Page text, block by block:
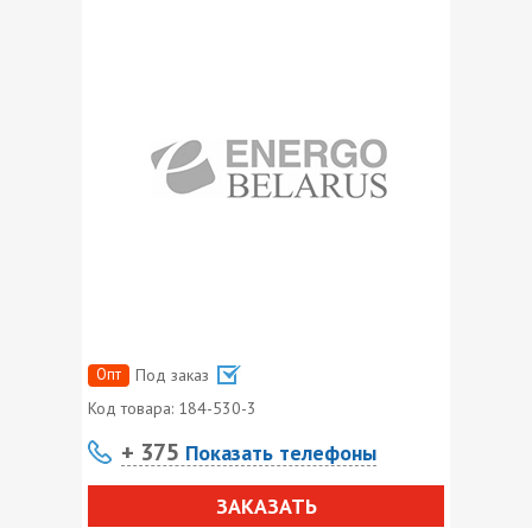
Опт
Под заказ
Код товара: 184-530-3
+ 375 Показать телефоны
ЗАКАЗАТЬ